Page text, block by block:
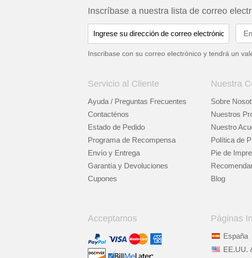
Inscríbase a nuestra lista de correo
Inscribase con su correo electrónico y tendrá un
Servicio al Cliente
Ayuda / Preguntas Frecuentes
Contacténos
Estado de Pedido
Programa de Recompensa
Envío y Entrega
Garantía y Devoluciones
Cupones
Nuestra
Sobre
Nuestros
Nuestro
Política de
Pie de
Blog
Acceptamos Páginas
España
EE.UU.